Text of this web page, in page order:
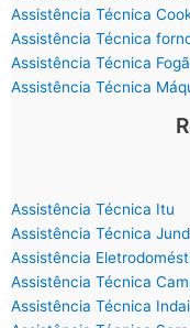
Assistência Técnica
Assistência Técnica
Assistência Técnica
Assistência Técnica
Assistência Técnica Itu
Assistência Técnica
Assistência
Assistência Técnica
Assistência Técnica